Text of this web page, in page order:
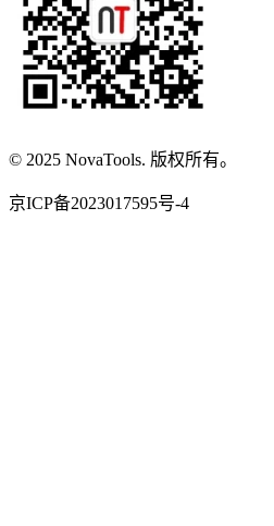
© 2025 NovaTools. 版权所有。
京ICP备2023017595号-4